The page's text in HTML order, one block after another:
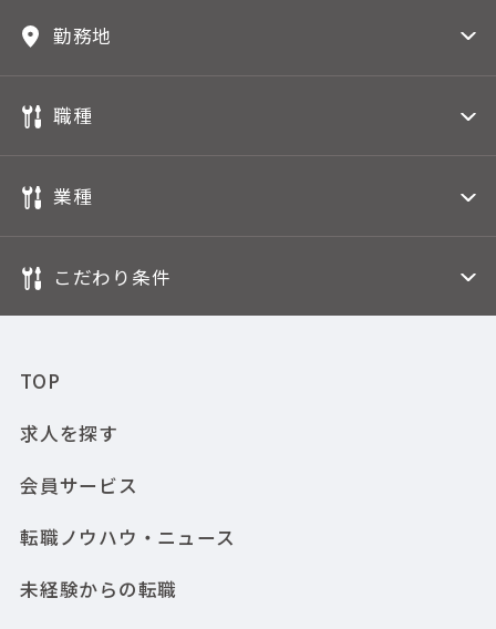
勤務地
職種
業種
こだわり条件
TOP
求人を探す
会員サービス
転職ノウハウ・ニュース
未経験からの転職